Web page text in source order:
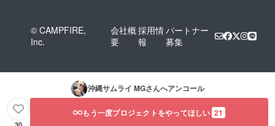
にサイ
ズ
XL）を
い。
© CAMPFIRE,
Inc.
会社概
要
採用情
報
パートナー
募集
沖縄サムライ MGさんへアンコール
30
もう一度プロジェクトをやってほしい 21